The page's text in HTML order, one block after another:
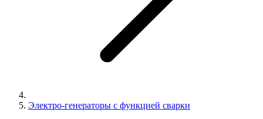
Электро-генераторы с функцией сварки